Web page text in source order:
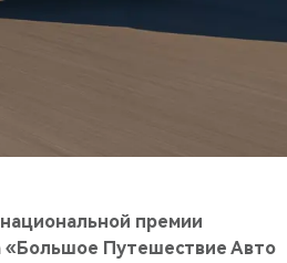
премии
«Большое Путешествие Авто